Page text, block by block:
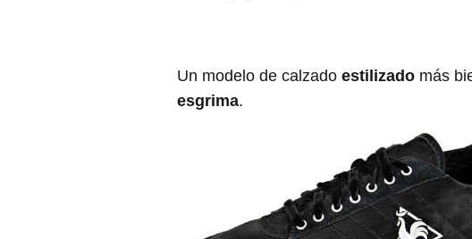
Un modelo de calzado estilizado más
esgrima.